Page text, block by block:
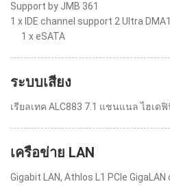
Support by JMB 361
1 x IDE channel support 2 Ultra
1 x eSATA
ระบบเสียง
เรียลเทค ALC883 7.1 แชนแนล ไฮเด
เครือข่าย LAN
Gigabit LAN, Athlos L1 PCIe